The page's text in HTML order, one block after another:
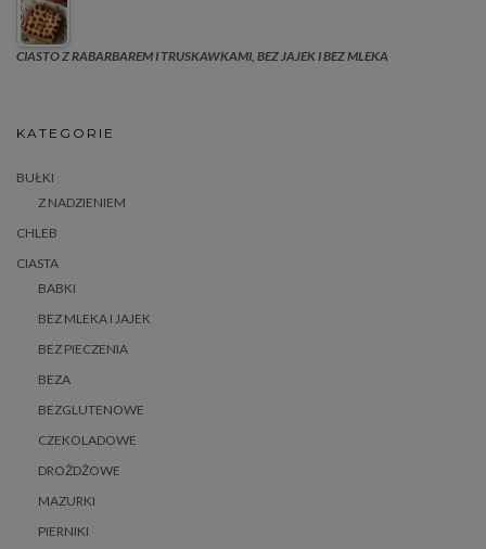
CIASTO Z RABARBAREM I TRUSKAWKAMI, BEZ JAJEK I BEZ MLEKA
KATEGORIE
BUŁKI
Z NADZIENIEM
CHLEB
CIASTA
BABKI
BEZ MLEKA I JAJEK
BEZ PIECZENIA
BEZA
BEZGLUTENOWE
CZEKOLADOWE
DROŻDŻOWE
MAZURKI
PIERNIKI